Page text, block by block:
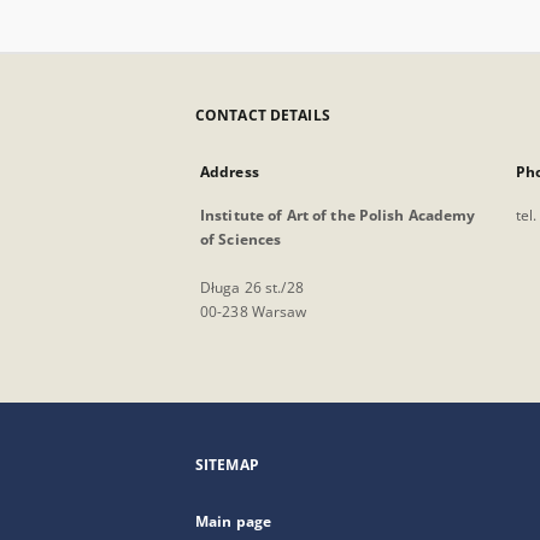
CONTACT DETAILS
Address
Institute of Art of the Polish Academy
of Sciences
Długa 26 st./28
00-238 Warsaw
tel.
SITEMAP
Main page